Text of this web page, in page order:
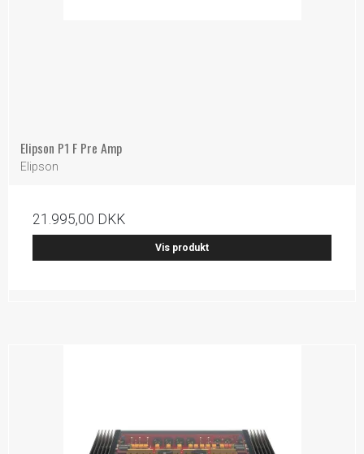
Elipson P1 F Pre Amp
Elipson
21.995,00 DKK
Vis produkt